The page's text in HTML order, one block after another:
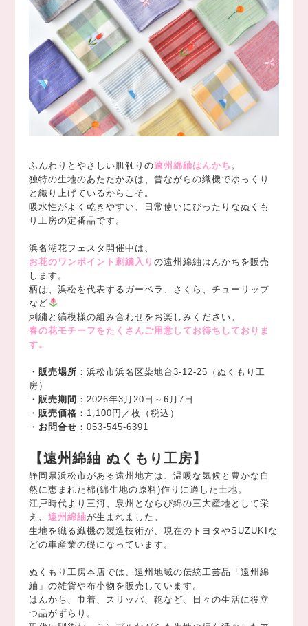
ふんわりとやさしい肌触りの遠州綿紬はんかち 。
独特の生地のあたたかみは、昔ながらの織機でゆっくり
と織り上げているからこそ。
吸水性がよく乾きやすい、日常使いにぴったりなぬくも
り工房の定番品です。
浜名湖花フェスタ開催中は、
お花のワンポイント刺繍入りの遠州綿紬はんかちを販売
します。
柄は、浜松を代表するガーベラ、さくら、チューリップ
など
刺繍と縞模様の組み合わせをお楽しみください。
春の花モチーフをたくさんご用意してお待ちしておりま
す。
・ 販売場所 ：浜松市浜名区染地台3-12-25（ぬくもり工
房）
・ 販売期間 ：2026年3月20日～6月7日
・ 販売価格 ：1,100円／枚（税込）
・ お問合せ ：053-545-6391
【遠州綿紬 ぬくもり工房】
静岡県浜松市がある遠州地方は、温暖な気候と豊かな自
然に恵まれた棉(綿生地の原料)作りに適した土地。
江戸時代より三河、泉州とならび綿の三大産地として栄
え、遠州綿紬が生まれました。
生地を織る織機の製造技術が、現在のトヨタやSUZUKIな
どの車産業の礎になっています。
ぬくもり工房本店では、遠州地域の伝統工芸品「遠州綿
紬」の雑貨や布小物を販売しています。
はんかち、巾着、スリッパ、鞄など、日々の生活に役立
つ品がずらり。